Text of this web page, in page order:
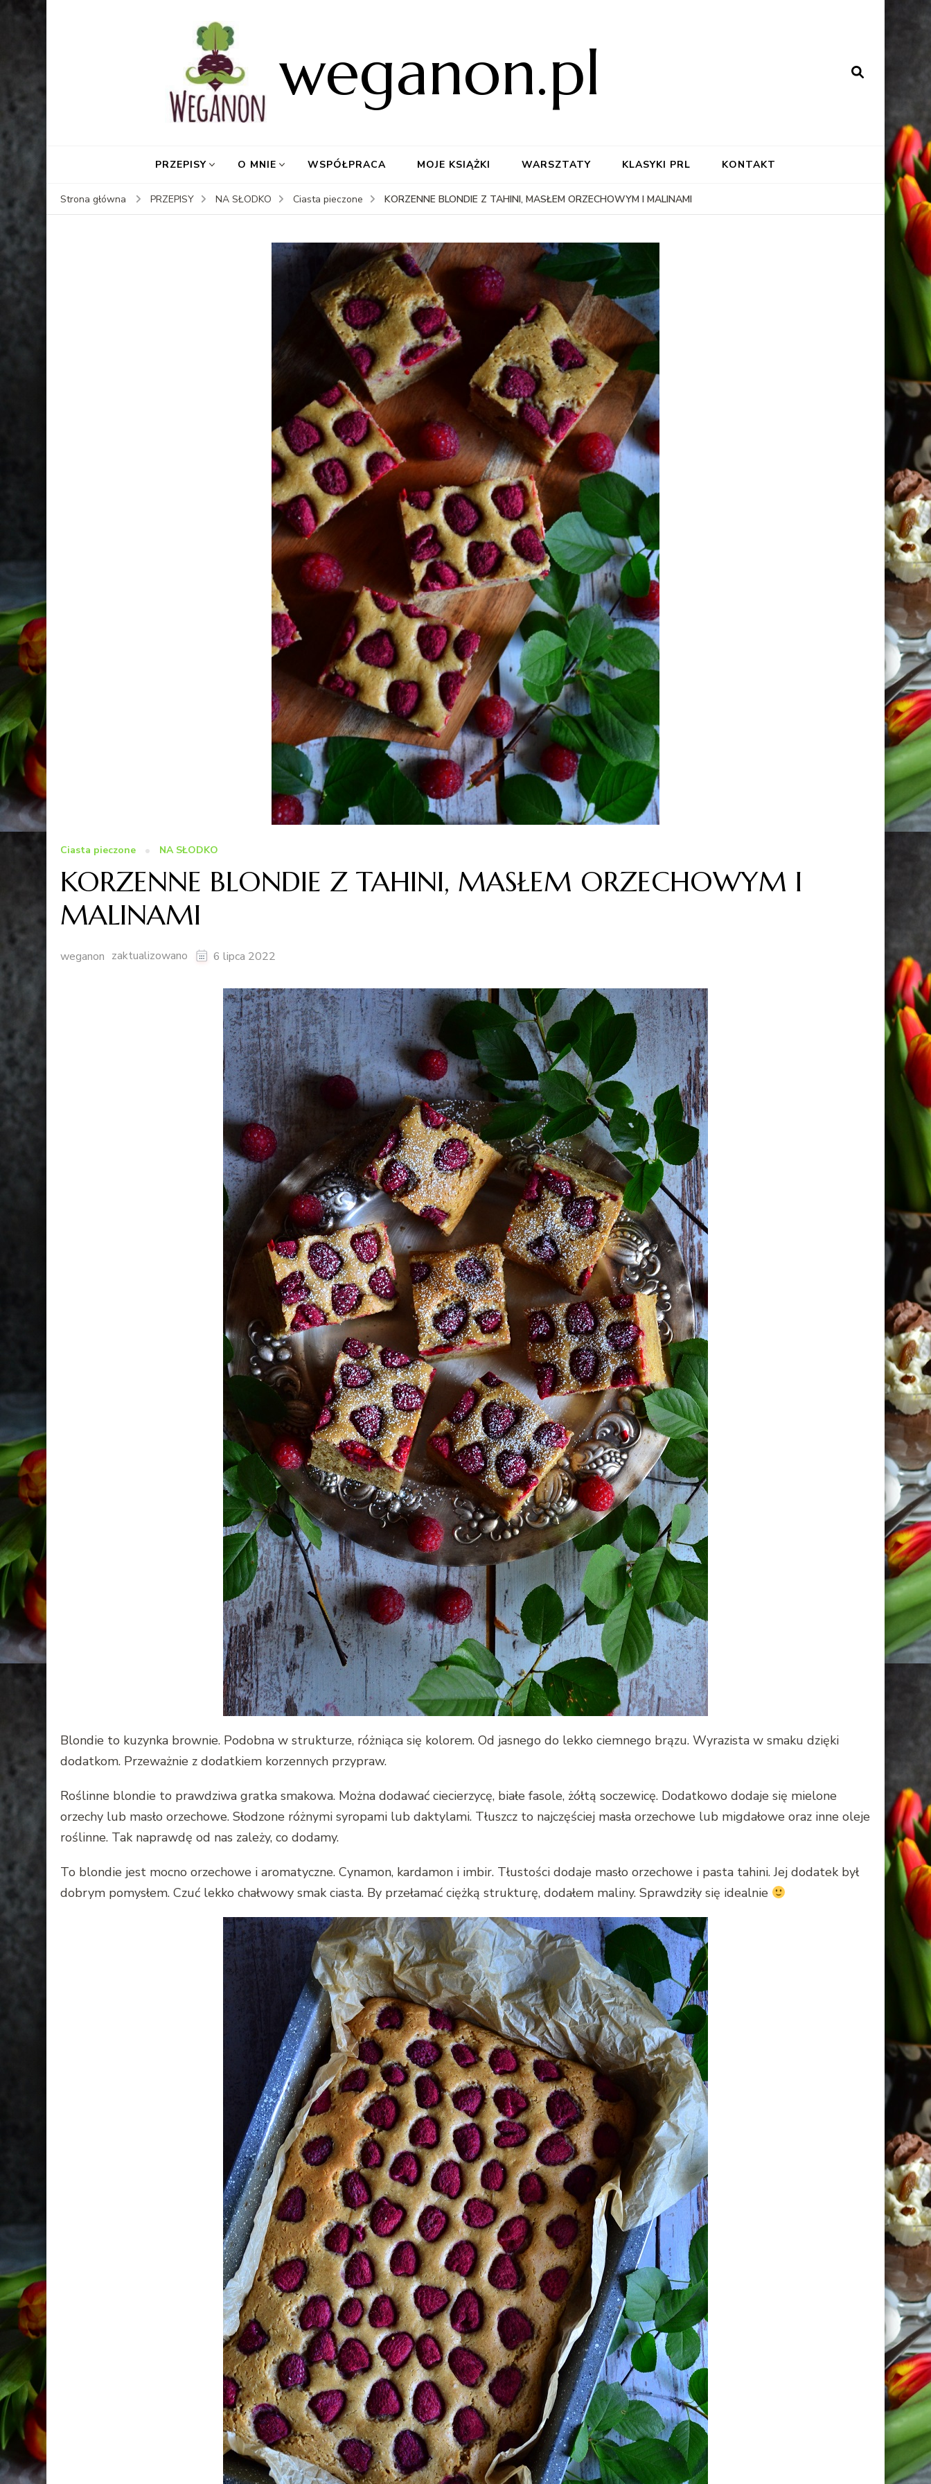
weganon.pl
PRZEPISY O MNIE WSPÓŁPRACA MOJE KSIĄŻKI WARSZTATY KLASYKI PRL KONTAKT
Strona główna PRZEPISY NA SŁODKO Ciasta pieczone KORZENNE BLONDIE Z TAHINI, MASŁEM ORZECHOWYM I MALINAMI
Ciasta pieczone NA SŁODKO
KORZENNE BLONDIE Z TAHINI, MASŁEM ORZECHOWYM I
MALINAMI
weganon zaktualizowano 6 lipca 2022
Blondie to kuzynka brownie. Podobna w strukturze, różniąca się kolorem. Od jasnego do lekko ciemnego brązu. Wyrazista w smaku dzięki
dodatkom. Przeważnie z dodatkiem korzennych przypraw.
Roślinne blondie to prawdziwa gratka smakowa. Można dodawać ciecierzycę, białe fasole, żółtą soczewicę. Dodatkowo dodaje się mielone
orzechy lub masło orzechowe. Słodzone różnymi syropami lub daktylami. Tłuszcz to najczęściej masła orzechowe lub migdałowe oraz inne oleje
roślinne. Tak naprawdę od nas zależy, co dodamy.
To blondie jest mocno orzechowe i aromatyczne. Cynamon, kardamon i imbir. Tłustości dodaje masło orzechowe i pasta tahini. Jej dodatek był
dobrym pomysłem. Czuć lekko chałwowy smak ciasta. By przełamać ciężką strukturę, dodałem maliny. Sprawdziły się idealnie